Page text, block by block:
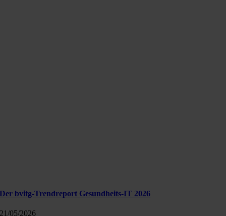
Der bvitg-Trendreport Gesundheits-IT 2026
21/05/2026